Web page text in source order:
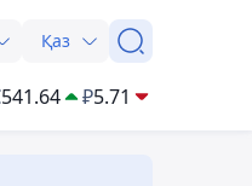
Қаз
541.64 ₽5.71